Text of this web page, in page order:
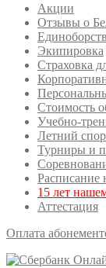
Акции
Отзывы о
Экипировка
Страховка
Стоимость
Учебно-
Летний
Турниры и
Расписание
15 лет
Аттестация
Оплата